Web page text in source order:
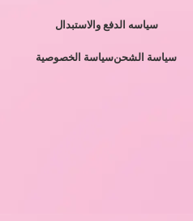
سياسه الدفع والاستبدال
سياسة الخصوصيةسياسة الشحن